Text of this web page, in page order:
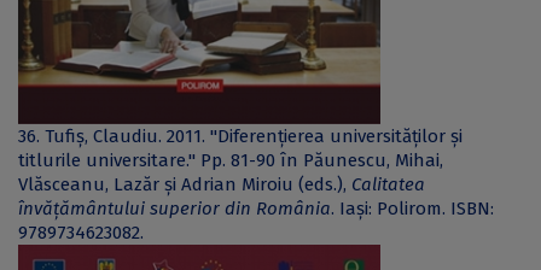
36. Tufiș, Claudiu. 2011. "Diferențierea universităților și
titlurile universitare." Pp. 81-90 în Păunescu, Mihai,
Vlăsceanu, Lazăr și Adrian Miroiu (eds.), Calitatea
învățământului superior din România. Iași: Polirom. ISBN:
9789734623082.